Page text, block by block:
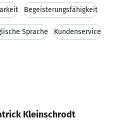
Begeisterungsfähigkeit
Sprache Kundenservice
Kleinschrodt